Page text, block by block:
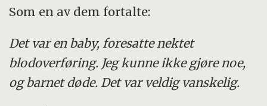
Som en av dem fortalte:
Det var en baby, foresatte nektet
blodoverføring. Jeg kunne ikke gjøre noe,
og barnet døde. Det var veldig vanskelig.